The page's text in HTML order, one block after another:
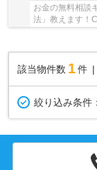
お金の無料相談
法」教えます！
該当物件数 1件
絞り込み条件：